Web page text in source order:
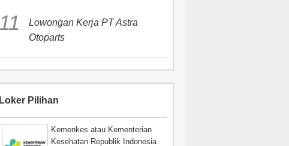
Lowongan Kerja PT Astra
Otoparts
Loker Pilihan
Kemenkes atau Kementerian
Kesehatan Republik Indonesia